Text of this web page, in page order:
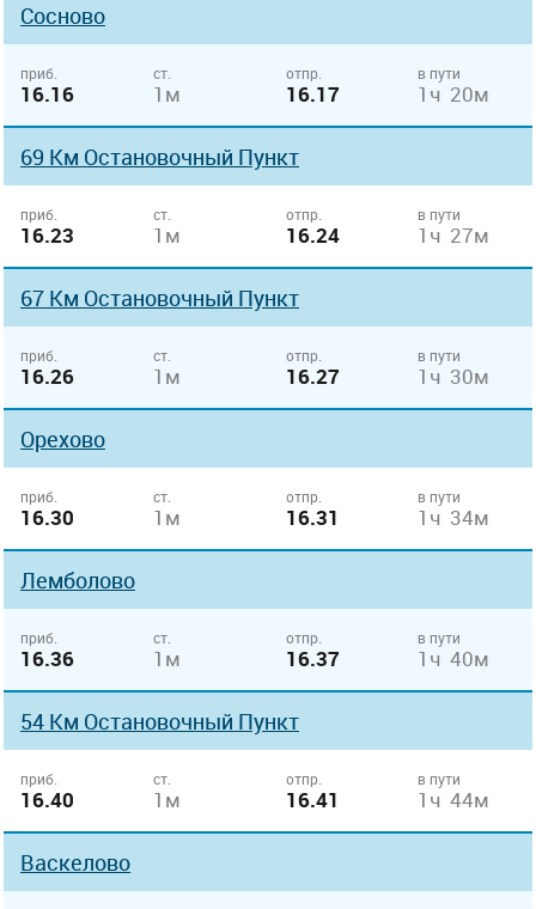
Сосново
приб.
16.16
ст.
1м
отпр.
16.17
в пути
1ч 20м
69 Км Остановочный Пункт
приб.
16.23
ст.
1м
отпр.
16.24
в пути
1ч 27м
67 Км Остановочный Пункт
приб.
16.26
ст.
1м
отпр.
16.27
в пути
1ч 30м
Орехово
приб.
16.30
ст.
1м
отпр.
16.31
в пути
1ч 34м
Лемболово
приб.
16.36
ст.
1м
отпр.
16.37
в пути
1ч 40м
54 Км Остановочный Пункт
приб.
16.40
ст.
1м
отпр.
16.41
в пути
1ч 44м
Васкелово